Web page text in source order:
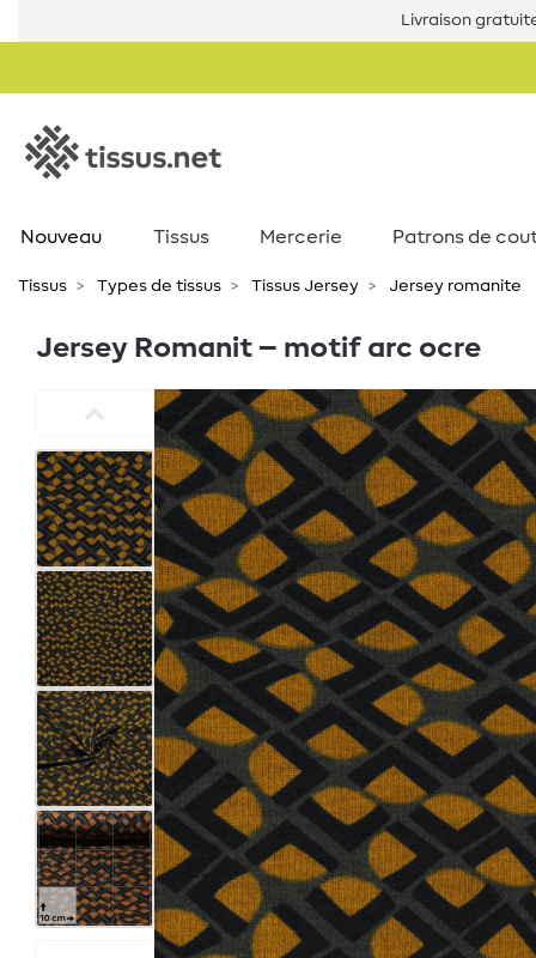
Livraison
Nouveau Tissus Mercerie Patrons de
Tissus Types de tissus Tissus Jersey Jersey romanite
Jersey Romanit – motif arc ocre